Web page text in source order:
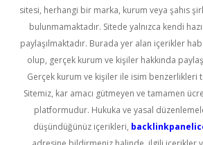
sitesi, herhangi bir marka, kurum veya şahıs
bulunmamaktadır. Sitede yalnızca kendi
paylaşılmaktadır. Burada yer alan içerikler
olup, gerçek kurum ve kişiler hakkında
Gerçek kurum ve kişiler ile isim benzerlikleri
Sitemiz, kar amacı gütmeyen ve tamamen
platformudur. Hukuka ve yasal
düşündüğünüz içerikleri,